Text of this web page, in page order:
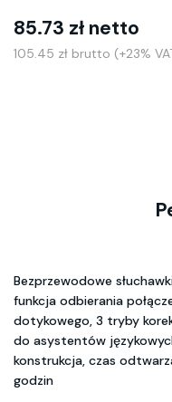
85.73 zł netto
105.45 zł brutto (+23%
Bezprzewodowe
funkcja odbierania
dotykowego, 3 tryby
do asystentów
konstrukcja, czas
godzin